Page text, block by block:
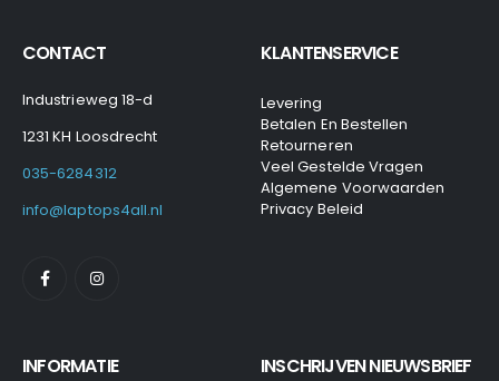
CONTACT
Industrieweg 18-d
1231 KH Loosdrecht
035-6284312
info@laptops4all.nl
KLANTENSERVICE
Levering
Betalen En Bestellen
Retourneren
Veel Gestelde Vragen
Algemene Voorwaarden
Privacy Beleid
INFORMATIE INSCHRIJVEN NIEUWSBRIEF